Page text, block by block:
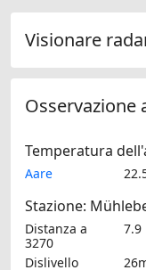
Visionare
Osservazione
Temperatura
Aare
Stazione:
Distanza a
3270
7.9
Dislivello